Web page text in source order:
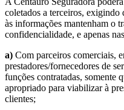
coletados a terceiros, exigindo
às informações mantenham o
confidencialidade, e apenas
a) Com parceiros comerciais,
prestadores/fornecedores de
funções contratadas, somente
apropriado para viabilizar à
clientes;